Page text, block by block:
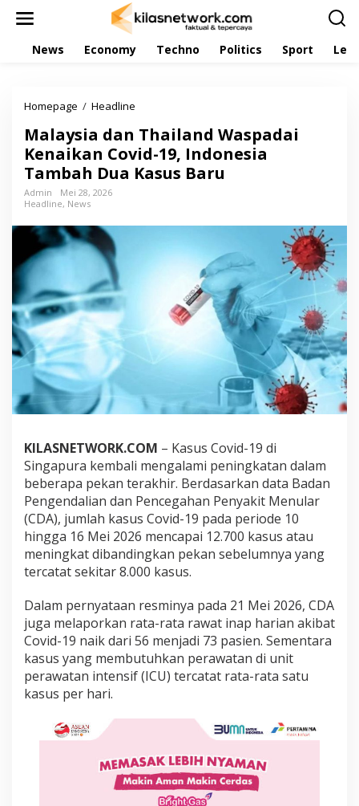
News Economy Techno Politics Sport
Homepage / Headline
a
y
s
a
a
d
a
i
K
e
n
a
i
k
C
o
v
d
n
d
o
Malaysia dan Thailand Waspadai
Kenaikan Covid-19, Indonesia
Tambah Dua Kasus Baru
Admin
Mei 28, 2026
Headline, News
KILASNETWORK.COM – Kasus Covid-19 di
Singapura kembali mengalami peningkatan dalam
beberapa pekan terakhir. Berdasarkan data Badan
Pengendalian dan Pencegahan Penyakit Menular
(CDA), jumlah kasus Covid-19 pada periode 10
hingga 16 Mei 2026 mencapai 12.700 kasus atau
meningkat dibandingkan pekan sebelumnya yang
tercatat sekitar 8.000 kasus.
Dalam pernyataan resminya pada 21 Mei 2026, CDA
juga melaporkan rata-rata rawat inap harian akibat
Covid-19 naik dari 56 menjadi 73 pasien. Sementara
kasus yang membutuhkan perawatan di unit
perawatan intensif (ICU) tercatat rata-rata satu
kasus per hari.